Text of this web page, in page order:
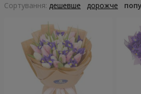
Сортування: дешевше дорожче